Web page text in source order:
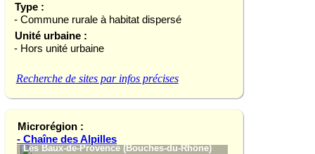
Type :
- Commune rurale à habitat dispersé
Unité urbaine :
- Hors unité urbaine
Recherche de sites par infos précises
Microrégion :
- Chaîne des Alpilles
Les Baux-de-Provence (Bouches-du-Rhône)